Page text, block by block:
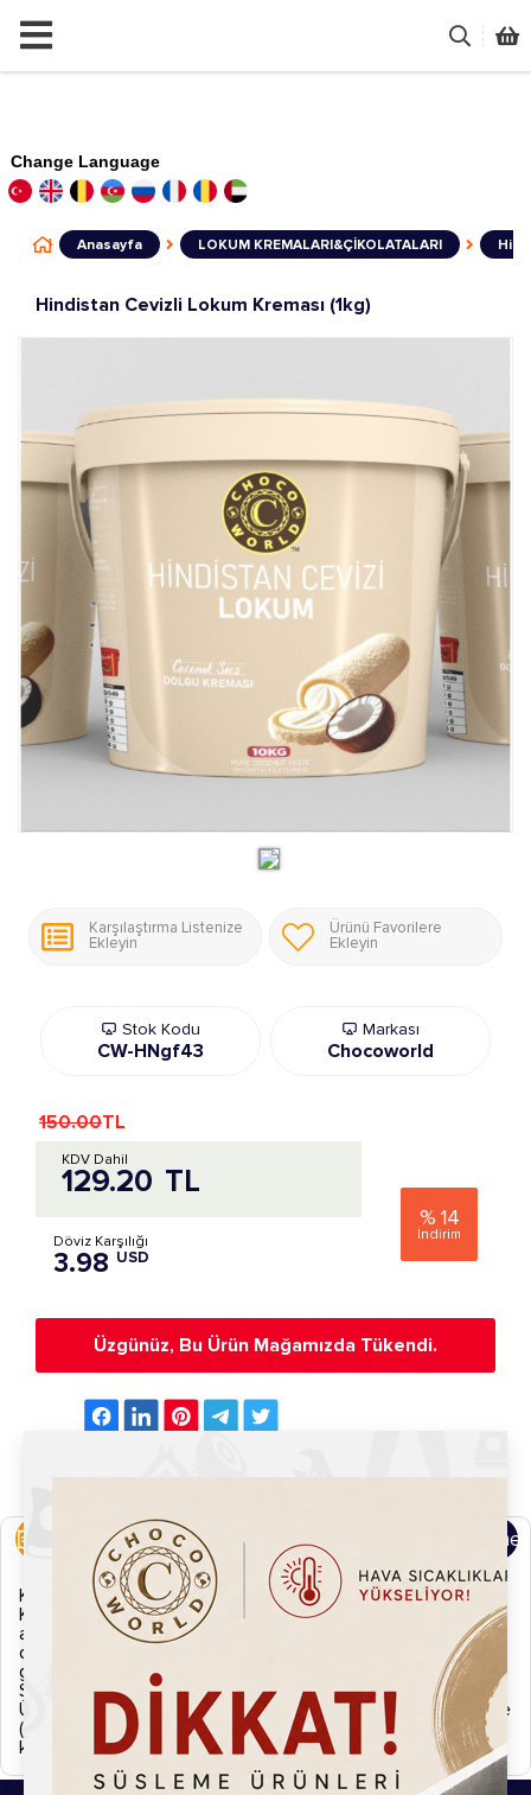
Change Language
Anasayfa LOKUM KREMALARI&ÇİKOLATALARI
Hindistan Cevizli Lokum Kreması (1kg)
Karşılaştırma Listenize
Ekleyin
Ürünü Favorilere
Ekleyin
Stok Kodu
CW-HNgf43
Markası
Chocoworld
% 14
İndirim
150.00TL
129.20 TL
KDV Dahil
Döviz Karşılığı
3.98 USD
Üzgünüz, Bu Ürün Mağamızda Tükendi.
Ürün Özellikleri Ürün Yorumları Kargo ve Ödeme
Kargo ve İade
Kargonuzu teslim almadan önce lütfen eksik, hasarlı ya da
ayıplı olup olmadığını kontrol ediniz. Eğer kargonuzda normal
dışı bir durum gözlemlerseniz zabıt tutarak ürününüzü kargo
görevlisine iade ediniz.
Sipariş Kargoya Verilişi
Ürünler siparişi verdiğiniz tarihten itibaren aksi belirtilmedikçe
(Hızlı kargo vb. uyarı simgeleri.) 2 iş günü içerisinde
kargolanmaktadır.